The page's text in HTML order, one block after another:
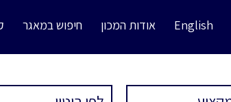
English אודות המכון חיפוש במאגר